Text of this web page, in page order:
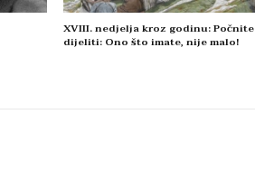
XVIII. nedjelja kroz godinu: Počnite
dijeliti: Ono što imate, nije malo!